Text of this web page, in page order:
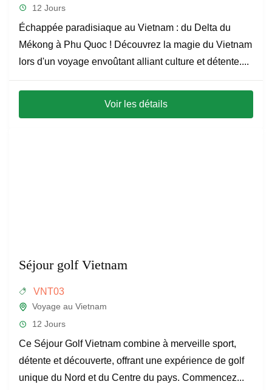
12 Jours
Échappée paradisiaque au Vietnam : du Delta du
Mékong à Phu Quoc ! Découvrez la magie du Vietnam
lors d'un voyage envoûtant alliant culture et détente....
Voir les détails
Séjour golf Vietnam
VNT03
Voyage au Vietnam
12 Jours
Ce Séjour Golf Vietnam combine à merveille sport,
détente et découverte, offrant une expérience de golf
unique du Nord et du Centre du pays. Commencez...